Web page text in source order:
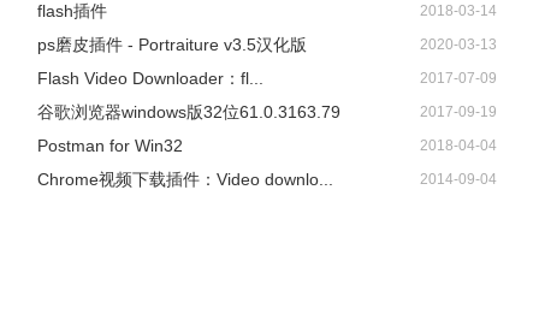
flash插件 2018-03-14
ps磨皮插件 - Portraiture v3.5汉化版 2020-03-13
Flash Video Downloader：fl... 2017-07-09
谷歌浏览器windows版32位61.0.3163.79 2017-09-19
Postman for Win32 2018-04-04
Chrome视频下载插件：Video downlo... 2014-09-04